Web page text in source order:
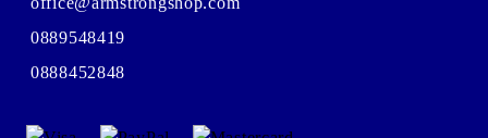
0889548419
0888452848